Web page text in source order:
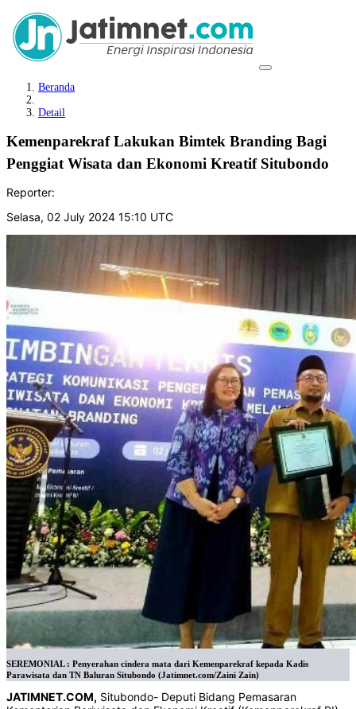
Beranda
Detail
Kemenparekraf Lakukan Bimtek Branding Bagi
Penggiat Wisata dan Ekonomi Kreatif Situbondo
Reporter:
Selasa, 02 July 2024 15:10 UTC
SEREMONIAL : Penyerahan cindera mata dari Kemenparekraf kepada Kadis
Parawisata dan TN Baluran Situbondo (Jatimnet.com/Zaini Zain)
JATIMNET.COM, Situbondo- Deputi Bidang Pemasaran